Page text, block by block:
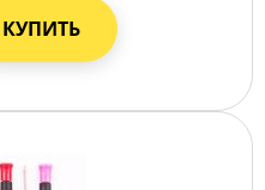
КУПИТЬ